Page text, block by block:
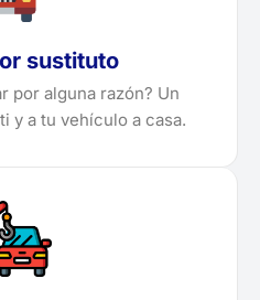
sustituto
por alguna razón? Un
y a tu vehículo a casa.